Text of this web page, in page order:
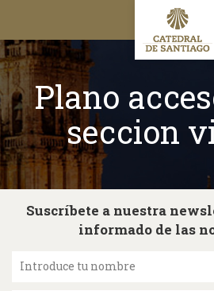
Toggle
navigation
Plano
seccion
Suscríbete a nuestra
informado de las
Introduce tu nombre